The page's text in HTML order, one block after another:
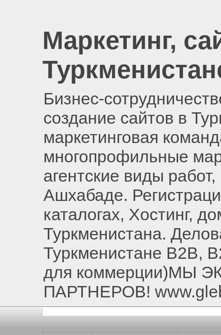
Маркетинг,
Бизнес-
создание сайтов в
маркетинговая
многопрофильные
агентские виды
Ашхабаде.
каталогах, Хостинг,
Туркменистана.
Туркменистане B2B,
для коммерции)МЫ
ПАРТНЕРОВ!